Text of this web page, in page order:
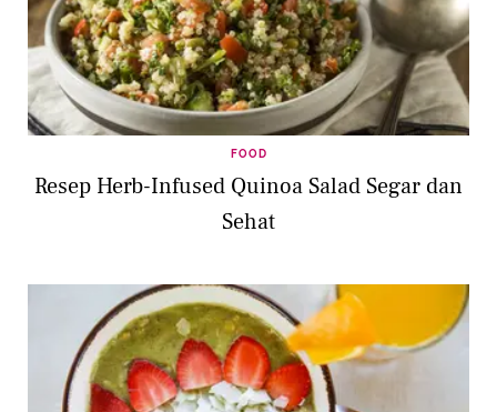
FOOD
Resep Herb-Infused Quinoa Salad Segar dan
Sehat